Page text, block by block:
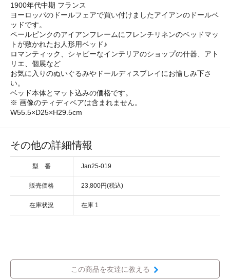
1900年代中期 フランス
ヨーロッパのドールフェアで買い付けましたアイアンのドールベ
ッドです。
ペールピンクのアイアンフレームにフレンチリネンのベッドマッ
トが敷かれたお人形用ベッド♪
ロマンティック、シャビーなインテリアのショップの什器、アト
リエ、個展など
お気に入りのぬいぐるみやドールディスプレイにお愉しみ下さ
い。
ベッド本体とマット込みの価格です。
※ 画像のティディベアは含まれません。
W55.5×D25×H29.5cm
その他の詳細情報
型 番 Jan25-019
販売価格 23,800円(税込)
在庫状況 在庫 1
この商品を友達に教える